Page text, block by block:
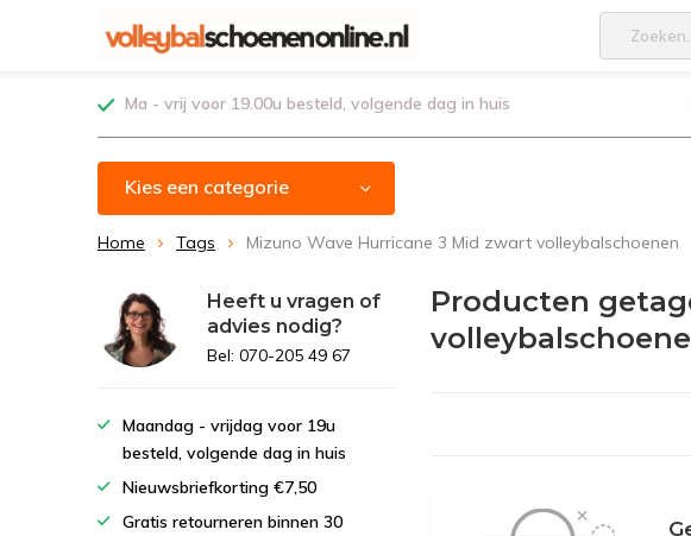
Ma - vrij voor 19.00u besteld, volgende dag in huis
Kies een categorie
Home Tags Mizuno Wave Hurricane 3 Mid zwart volleybalschoenen
Producten
Heeft u vragen of
advies nodig?
Bel: 070-205 49 67
Maandag - vrijdag voor 19u
besteld, volgende dag in huis
Nieuwsbriefkorting €7,50
Gratis retourneren binnen 30